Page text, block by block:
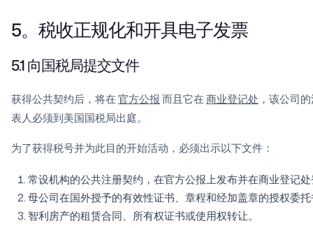
5。税收正规化和开具电子发票
5.1 向国税局提交文件
获得公共契约后，将在 官方公报 而且它在 商业登记处 ，该公司
表人必须到美国国税局出庭。
为了获得税号并为此目的开始活动，必须出示以下文件：
常设机构的公共注册契约，在官方公报上发布并在商业登记
母公司在国外授予的有效性证书、章程和经加盖章的授权委
智利房产的租赁合同、所有权证书或使用权转让。